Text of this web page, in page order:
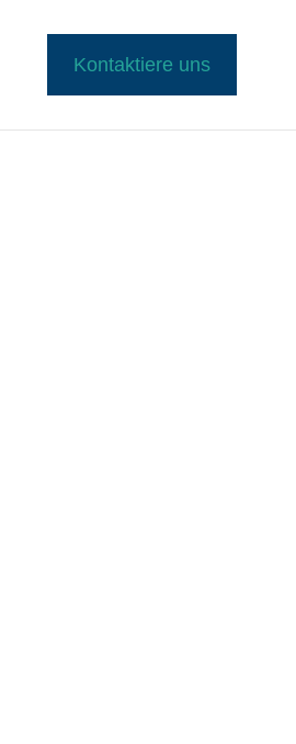
Kontaktiere uns